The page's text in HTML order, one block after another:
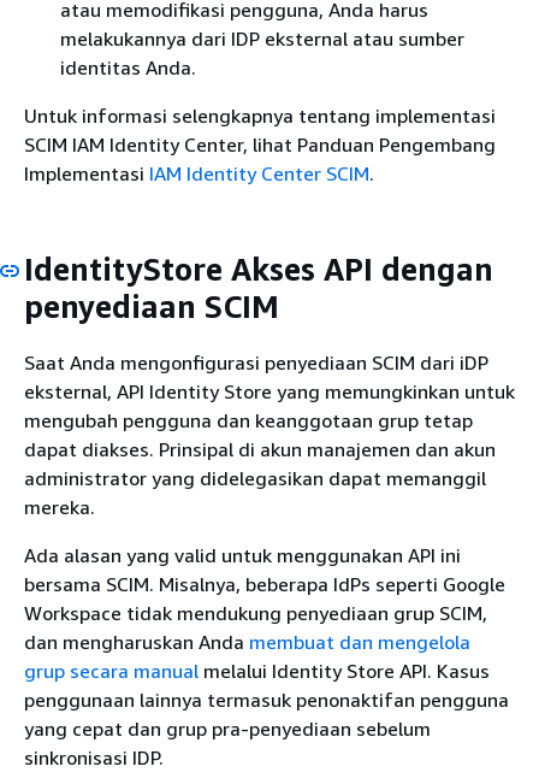
atau memodifikasi pengguna, Anda harus
melakukannya dari IDP eksternal atau sumber
identitas Anda.
Untuk informasi selengkapnya tentang implementasi
SCIM IAM Identity Center, lihat Panduan Pengembang
Implementasi IAM Identity Center SCIM.
IdentityStore Akses API dengan
penyediaan SCIM
Saat Anda mengonfigurasi penyediaan SCIM dari iDP
eksternal, API Identity Store yang memungkinkan untuk
mengubah pengguna dan keanggotaan grup tetap
dapat diakses. Prinsipal di akun manajemen dan akun
administrator yang didelegasikan dapat memanggil
mereka.
Ada alasan yang valid untuk menggunakan API ini
bersama SCIM. Misalnya, beberapa IdPs seperti Google
Workspace tidak mendukung penyediaan grup SCIM,
dan mengharuskan Anda membuat dan mengelola
grup secara manual melalui Identity Store API. Kasus
penggunaan lainnya termasuk penonaktifan pengguna
yang cepat dan grup pra-penyediaan sebelum
sinkronisasi IDP.